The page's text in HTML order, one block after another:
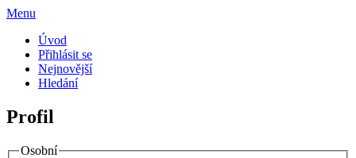
Menu
Úvod
Přihlásit se
Nejnovější
Hledání
Profil
Osobní